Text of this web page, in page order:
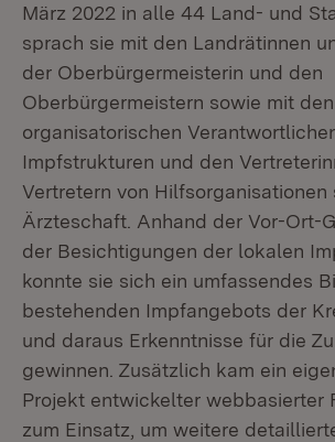
März 2022 in alle 44 Land- und
sprach sie mit den Landrätinnen
der Oberbürgermeisterin und den
Oberbürgermeistern sowie mit
organisatorischen
Impfstrukturen und den
Vertretern von Hilfsorganisationen
Ärzteschaft. Anhand der Vor-Ort-
der Besichtigungen der lokalen
konnte sie sich ein umfassendes
bestehenden Impfangebots der
und daraus Erkenntnisse für die
gewinnen. Zusätzlich kam ein
Projekt entwickelter webbasierter
zum Einsatz, um weitere